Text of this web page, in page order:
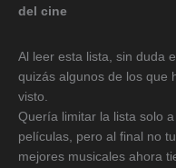
del cine
Al leer esta lista, sin duda
quizás algunos de los que
visto.
Quería limitar la lista solo
películas, pero al final no
mejores musicales ahora